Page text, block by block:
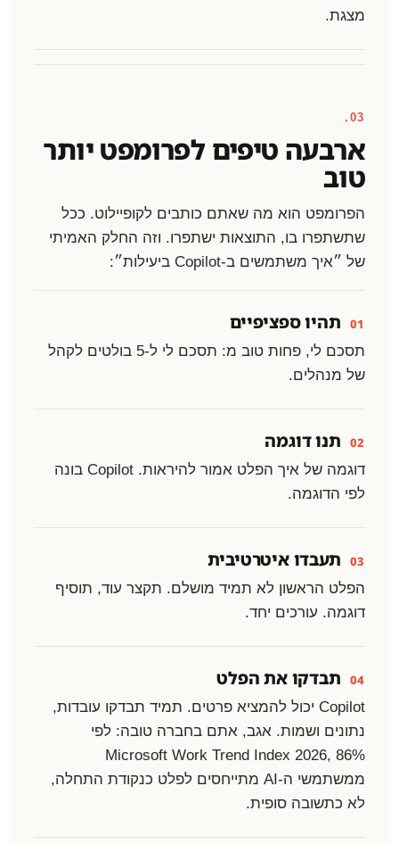
מצגת.
03.
ארבעה טיפים לפרומפט יותר
טוב
הפרומפט הוא מה שאתם כותבים לקופיילוט. ככל
שתשתפרו בו, התוצאות ישתפרו. וזה החלק האמיתי
של ״איך משתמשים ב-Copilot ביעילות״:
01 תהיו ספציפיים
תסכם לי, פחות טוב מ: תסכם לי ל-5 בולטים לקהל
של מנהלים.
02 תנו דוגמה
דוגמה של איך הפלט אמור להיראות. Copilot בונה
לפי הדוגמה.
03 תעבדו איטרטיבית
הפלט הראשון לא תמיד מושלם. תקצר עוד, תוסיף
דוגמה. עורכים יחד.
04 תבדקו את הפלט
Copilot יכול להמציא פרטים. תמיד תבדקו עובדות,
נתונים ושמות. אגב, אתם בחברה טובה: לפי
Microsoft Work Trend Index 2026, 86%
ממשתמשי ה-AI מתייחסים לפלט כנקודת התחלה,
לא כתשובה סופית.